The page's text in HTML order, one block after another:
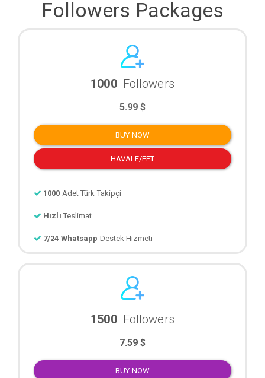
Followers Packages
1000 Followers
5.99 $
BUY NOW
HAVALE/EFT
1000 Adet Türk Takipçi
Hızlı Teslimat
7/24 Whatsapp Destek Hizmeti
1500 Followers
7.59 $
BUY NOW